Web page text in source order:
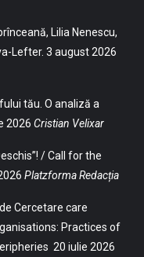
Lilia Nenescu,
Lefter. 3 august 2026
tău. O analiză a
2026 Cristian Velixar
/ Call for the
Platzforma Redacția
Cercetare care
Practices of
20 iulie 2026